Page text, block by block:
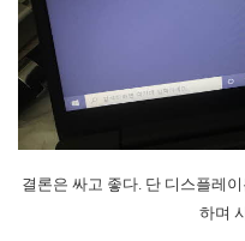
결론은 싸고 좋다. 단 디스플레
하며